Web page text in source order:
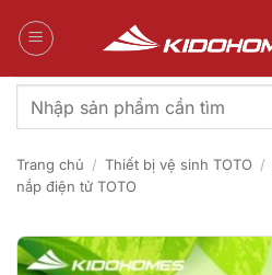
qua
Tìm
kiếm:
Trang chủ / Thiết bị vệ sinh TOTO /
nắp điện tử TOTO